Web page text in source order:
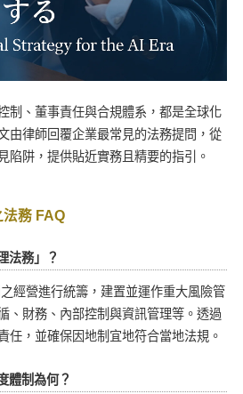
制、董事責任與合規體系，都是全球化
由律師回覆企業最常見的法務提問，從
陷阱，提供貼近實務且精要的指引。
務 FAQ
法務」？
經營進行統籌，建置並運作重大風險管
、財務、內部控制與資訊管理等。透過
任，並確保因地制宜地符合當地法規。
體制為何？